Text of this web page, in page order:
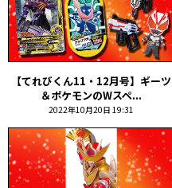
【てれびくん11・12月号】ギーツ
＆ポケモンのWスペ...
2022年10月20日 19:31